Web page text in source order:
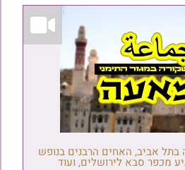
אביב, האחים הרבנים בנופש
מכפר סבא לירושלים, ועוד